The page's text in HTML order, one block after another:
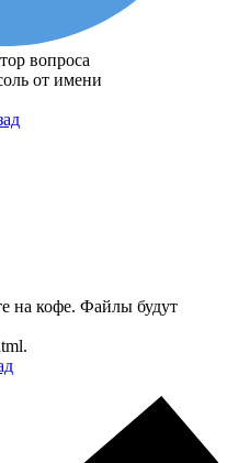
вопроса
от имени
на кофе. Файлы будут